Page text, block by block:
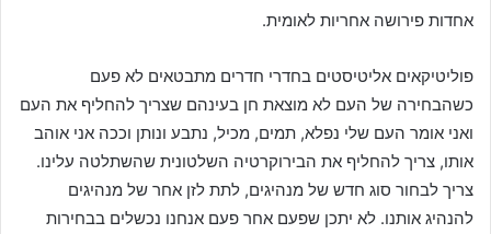
אחדות פירושה אחריות לאומית.
פוליטיקאים אליטיסטים בחדרי חדרים מתבטאים לא פעם
כשהבחירה של העם לא מוצאת חן בעינהם שצריך להחליף את העם
ואני אומר העם שלי נפלא, תמים, מכיל, נתבע ונותן וככה אני אוהב
אותו, צריך להחליף את הבירוקרטיה השלטונית שהשתלטה עלינו.
צריך לבחור סוג חדש של מנהיגים, לתת לזן אחר של מנהיגים
להנהיג אותנו. לא יתכן שפעם אחר פעם אנחנו נכשלים בבחירות